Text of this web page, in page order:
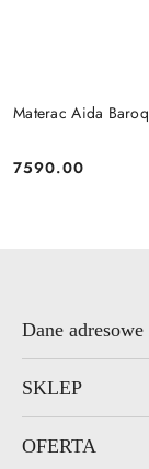
Materac Aida
Cena:
7590.00
Dane adresowe
SKLEP
OFERTA